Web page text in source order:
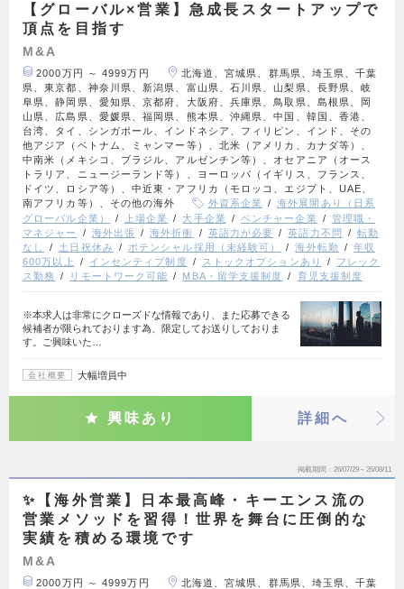
【グローバル×営業】急成長スタートアップで
頂点を目指す
M&A
2000万円 ～ 4999万円
北海道、宮城県、群馬県、埼玉県、千葉
県、東京都、神奈川県、新潟県、富山県、石川県、山梨県、長野県、岐
阜県、静岡県、愛知県、京都府、大阪府、兵庫県、鳥取県、島根県、岡
山県、広島県、愛媛県、福岡県、熊本県、沖縄県、中国、韓国、香港、
台湾、タイ、シンガポール、インドネシア、フィリピン、インド、その
他アジア（ベトナム、ミャンマー等）、北米（アメリカ、カナダ等）、
中南米（メキシコ、ブラジル、アルゼンチン等）、オセアニア（オース
トラリア、ニュージーランド等）、ヨーロッパ（イギリス、フランス、
ドイツ、ロシア等）、中近東・アフリカ（モロッコ、エジプト、UAE、
南アフリカ等）、その他の海外
外資系企業
海外展開あり（日系
グローバル企業）
上場企業 大手企業 ベンチャー企業
管理職・
マネジャー
海外出張 海外折衝 英語力が必要 英語力不問
転勤
なし
土日祝休み ポテンシャル採用（未経験可） 海外転勤
年収
600万以上
インセンティブ制度 ストックオプションあり
フレック
ス勤務
リモートワーク可能 MBA・留学支援制度 育児支援制度
※本求人は非常にクローズドな情報であり、また応募できる
候補者が限られております為、限定してお送りしておりま
す。ご興味いた…
会社概要 大幅増員中
興味あり 詳細へ
掲載期間 26/07/29～26/08/11
✨【海外営業】日本最高峰・キーエンス流の
営業メソッドを習得！世界を舞台に圧倒的な
実績を積める環境です
M&A
2000万円 ～ 4999万円
北海道、宮城県、群馬県、埼玉県、千葉